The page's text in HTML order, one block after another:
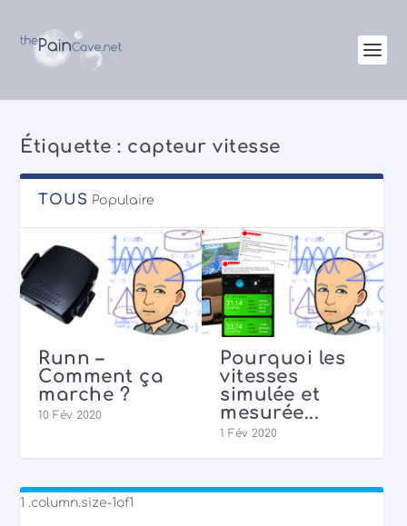
Étiquette : capteur vitesse
TOUS Populaire
Garmin
supporte la
course
virtuelle
Runn – le
déballage
10 Fév 2020